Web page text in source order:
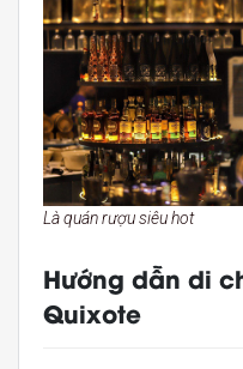
Là quán rượu siêu hot
Hướng dẫn di
Quixote